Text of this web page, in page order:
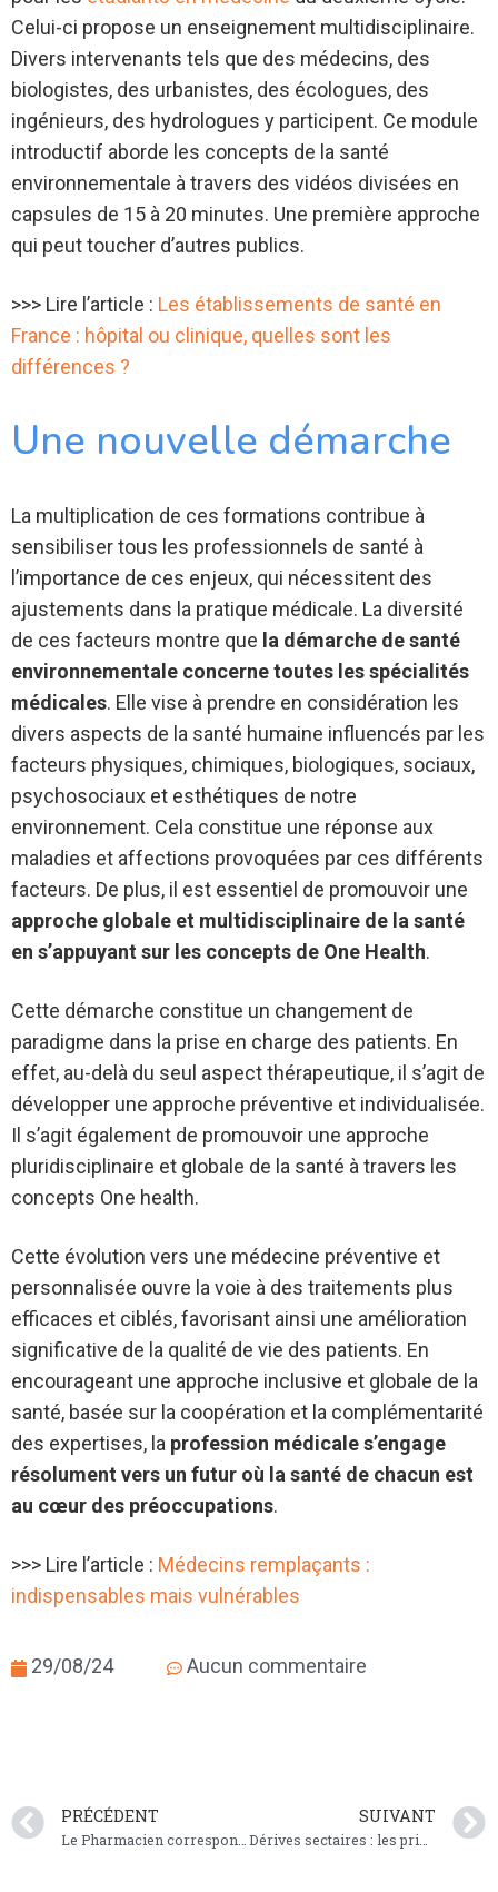
Celui-ci propose un enseignement multidisciplinaire.
Divers intervenants tels que des médecins, des
biologistes, des urbanistes, des écologues, des
ingénieurs, des hydrologues y participent. Ce module
introductif aborde les concepts de la santé
environnementale à travers des vidéos divisées en
capsules de 15 à 20 minutes. Une première approche
qui peut toucher d’autres publics.
>>> Lire l’article : Les établissements de santé en
France : hôpital ou clinique, quelles sont les
différences ?
Une nouvelle démarche
La multiplication de ces formations contribue à
sensibiliser tous les professionnels de santé à
l’importance de ces enjeux, qui nécessitent des
ajustements dans la pratique médicale. La diversité
de ces facteurs montre que la démarche de santé
environnementale concerne toutes les spécialités
médicales. Elle vise à prendre en considération les
divers aspects de la santé humaine influencés par les
facteurs physiques, chimiques, biologiques, sociaux,
psychosociaux et esthétiques de notre
environnement. Cela constitue une réponse aux
maladies et affections provoquées par ces différents
facteurs. De plus, il est essentiel de promouvoir une
approche globale et multidisciplinaire de la santé
en s’appuyant sur les concepts de One Health.
Cette démarche constitue un changement de
paradigme dans la prise en charge des patients. En
effet, au-delà du seul aspect thérapeutique, il s’agit de
développer une approche préventive et individualisée.
Il s’agit également de promouvoir une approche
pluridisciplinaire et globale de la santé à travers les
concepts One health.
Cette évolution vers une médecine préventive et
personnalisée ouvre la voie à des traitements plus
efficaces et ciblés, favorisant ainsi une amélioration
significative de la qualité de vie des patients. En
encourageant une approche inclusive et globale de la
santé, basée sur la coopération et la complémentarité
des expertises, la profession médicale s’engage
résolument vers un futur où la santé de chacun est
au cœur des préoccupations.
>>> Lire l’article : Médecins remplaçants :
indispensables mais vulnérables
29/08/24 Aucun commentaire
PRÉCÉDENT SUIVANT